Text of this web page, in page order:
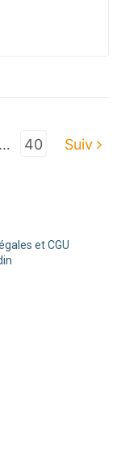
… 40 Suiv
et CGU